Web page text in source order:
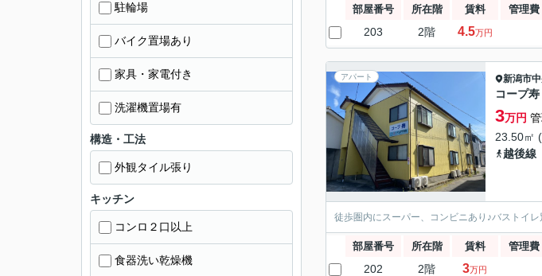
部屋番号 所在階 賃料 管理費
203 2階 4.5万円
アパート 新潟市
コープ寿
3万円
23.50㎡
越後線
徒歩圏内にスーパー、コンビニあり♪バストイレ
部屋番号 所在階 賃料 管理費
202 2階 3万円
駐輪場
バイク置場あり
家具・家電付き
洗濯機置場有
構造・工法
外観タイル張り
キッチン
コンロ２口以上
食器洗い乾燥機